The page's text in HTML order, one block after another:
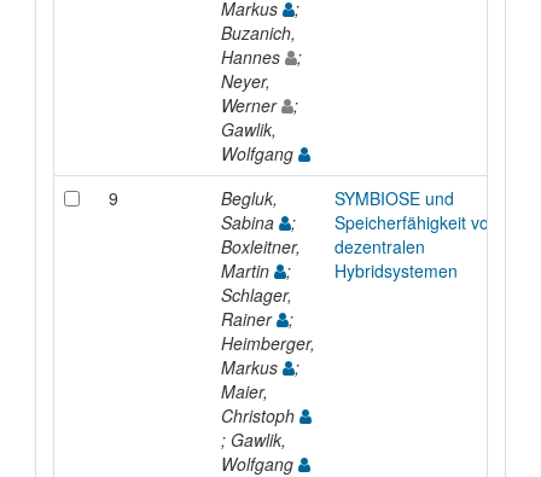
Markus
;
Buzanich,
Hannes
;
Neyer,
Werner
;
Gawlik,
Wolfgang
9
Begluk,
Sabina
;
Boxleitner,
Martin
;
Schlager,
Rainer
;
Heimberger,
Markus
;
Maier,
Christoph
; Gawlik,
Wolfgang
SYMBIOSE und
Speicherfähigkeit von
dezentralen
Hybridsystemen